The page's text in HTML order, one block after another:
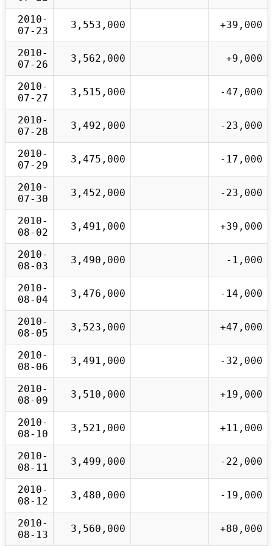
2010-
07-23
3,553,000 +39,000
2010-
07-26
3,562,000 +9,000
2010-
07-27
3,515,000 -47,000
2010-
07-28
3,492,000 -23,000
2010-
07-29
3,475,000 -17,000
2010-
07-30
3,452,000 -23,000
2010-
08-02
3,491,000 +39,000
2010-
08-03
3,490,000 -1,000
2010-
08-04
3,476,000 -14,000
2010-
08-05
3,523,000 +47,000
2010-
08-06
3,491,000 -32,000
2010-
08-09
3,510,000 +19,000
2010-
08-10
3,521,000 +11,000
2010-
08-11
3,499,000 -22,000
2010-
08-12
3,480,000 -19,000
2010-
08-13
3,560,000 +80,000